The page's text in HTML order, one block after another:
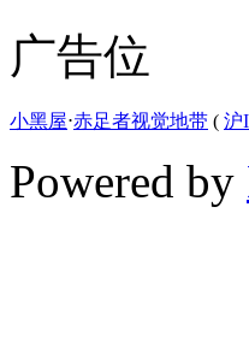
广告位
小黑屋⋅赤足者视觉地带 ( 沪
Powered by